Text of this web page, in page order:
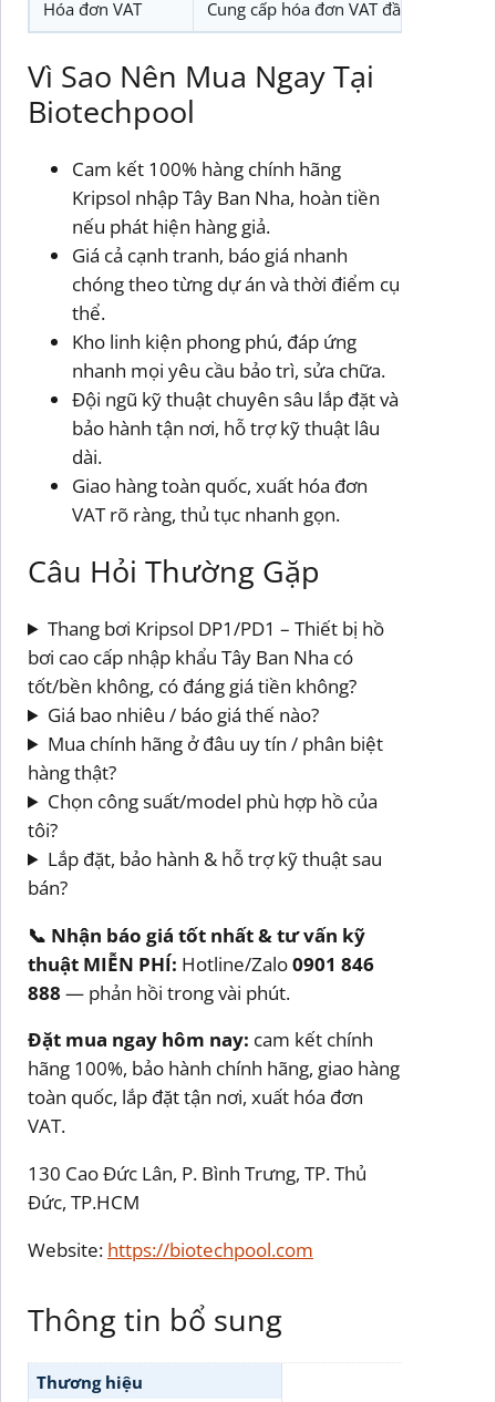
Hóa đơn VAT Cung cấp hóa đơn VAT đầy đủ, hợp
Vì Sao Nên Mua Ngay Tại
Biotechpool
Cam kết 100% hàng chính hãng
Kripsol nhập Tây Ban Nha, hoàn tiền
nếu phát hiện hàng giả.
Giá cả cạnh tranh, báo giá nhanh
chóng theo từng dự án và thời điểm cụ
thể.
Kho linh kiện phong phú, đáp ứng
nhanh mọi yêu cầu bảo trì, sửa chữa.
Đội ngũ kỹ thuật chuyên sâu lắp đặt và
bảo hành tận nơi, hỗ trợ kỹ thuật lâu
dài.
Giao hàng toàn quốc, xuất hóa đơn
VAT rõ ràng, thủ tục nhanh gọn.
Câu Hỏi Thường Gặp
Thang bơi Kripsol DP1/PD1 – Thiết bị hồ
bơi cao cấp nhập khẩu Tây Ban Nha có
tốt/bền không, có đáng giá tiền không?
Giá bao nhiêu / báo giá thế nào?
Mua chính hãng ở đâu uy tín / phân biệt
hàng thật?
Chọn công suất/model phù hợp hồ của
tôi?
Lắp đặt, bảo hành & hỗ trợ kỹ thuật sau
bán?
📞 Nhận báo giá tốt nhất & tư vấn kỹ
thuật MIỄN PHÍ: Hotline/Zalo0901 846
888 — phản hồi trong vài phút.
Đặt mua ngay hôm nay: cam kết chính
hãng 100%, bảo hành chính hãng, giao hàng
toàn quốc, lắp đặt tận nơi, xuất hóa đơn
VAT.
130 Cao Đức Lân, P. Bình Trưng, TP. Thủ
Đức, TP.HCM
Website: https://biotechpool.com
Thông tin bổ sung
Thương hiệu